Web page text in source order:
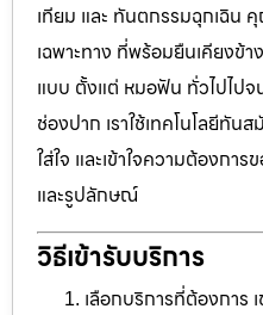
เทียม และ ทันตกรรมฉุกเฉิ
เฉพาะทาง ที่พร้อมยืนเคียง
แบบ ตั้งแต่ หมอฟัน ทั่วไปไป
ช่องปาก เราใช้เทคโนโลยีทั
ใส่ใจ และเข้าใจความต้องก
และรูปลักษณ์
วิธีเข้ารับบริการ
เลือกบริการที่ต้องกา